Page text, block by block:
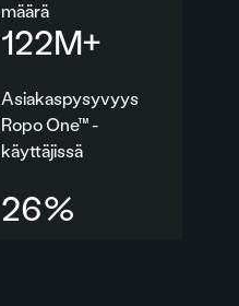
määrä
140M+
Asiakaspysyvyys
Ropo One™ -
käyttäjissä
89%